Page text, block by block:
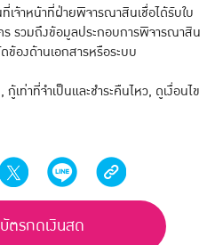
จ้าหน้าที่ฝ่ายพิจารณาสินเชื่อได้รับใบ
รวมถึงข้อมูลประกอบการพิจารณาสิน
องด้านเอกสารหรือระบบ
ท่าที่จำเป็นและชำระคืนไหว, ดูเงื่อนไข
ตรกดเงินสด